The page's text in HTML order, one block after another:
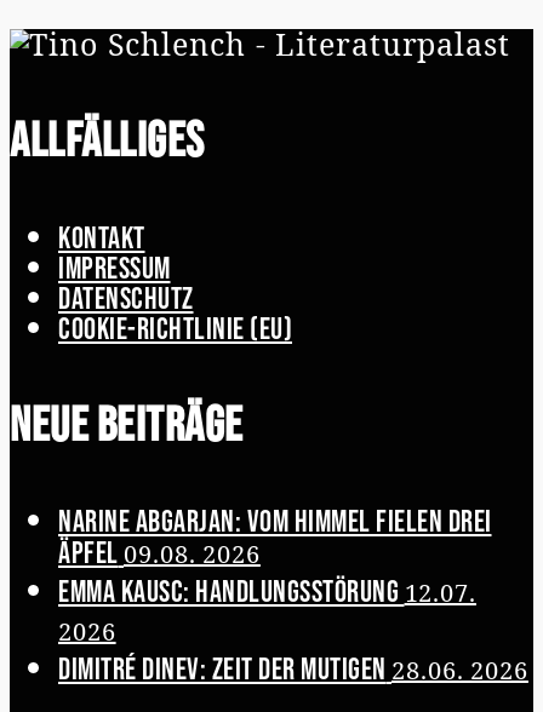
Allfälliges
Kontakt
Impressum
Datenschutz
Cookie-Richtlinie (EU)
Neue Beiträge
Narine Abgarjan: Vom Himmel fielen drei
Äpfel 09.08. 2026
Emma Kausc: Handlungsstörung 12.07.
2026
Dimitré Dinev: Zeit der Mutigen 28.06. 2026